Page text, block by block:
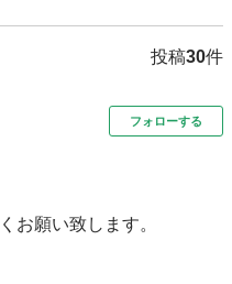
投稿30件
フォローする
お願い致します。